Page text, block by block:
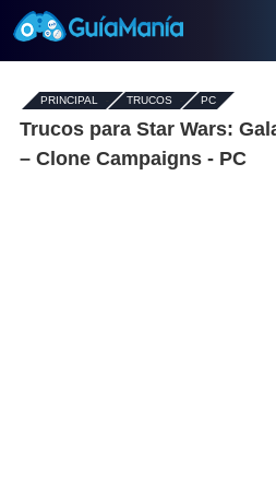
PRINCIPAL - TRUCOS- PC
Trucos para Star Wars:
– Clone Campaigns - PC